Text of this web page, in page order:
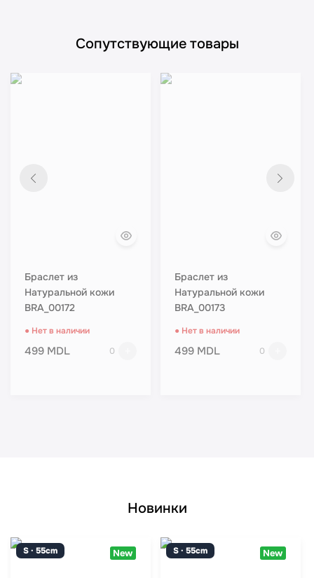
Сопутствующие товары
Браслет из
Натуральной кожи
BRA_00172
● Нет в наличии
499 MDL 0
Браслет из
Натуральной кожи
BRA_00173
● Нет в наличии
499 MDL 0
Новинки
S · 55cm New S · 55cm New